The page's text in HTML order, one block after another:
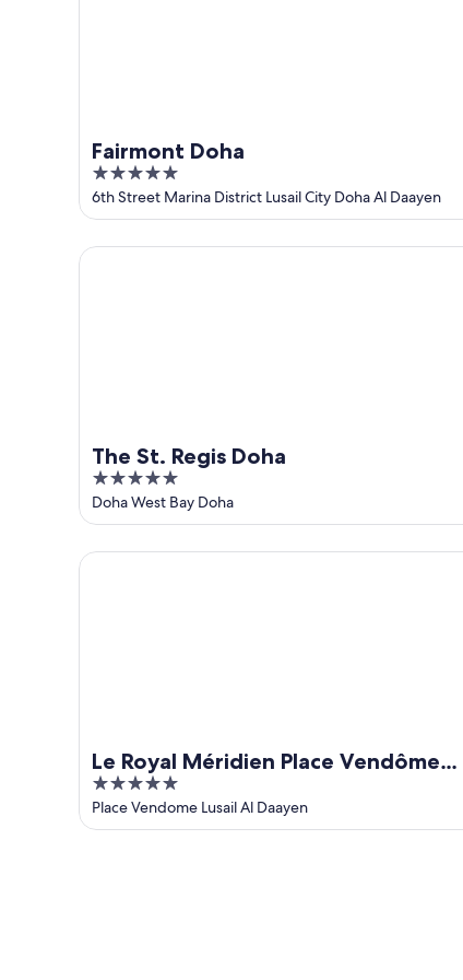
de
ago.
Fairmont Doha
5
out
of
5
6th Street Marina District Lusail City Doha Al Daayen
The St. Regis Doha
5
out
of
5
Doha West Bay Doha
The St. Regis Doha
Le Royal Méridien Place Vendôme
Lusail
5
out
of
Place Vendome Lusail Al Daayen
Le Royal Méridien Place Vendôme Lusail